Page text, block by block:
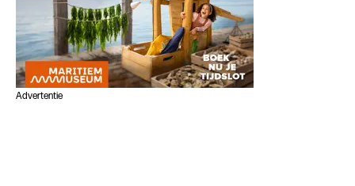
Advertentie